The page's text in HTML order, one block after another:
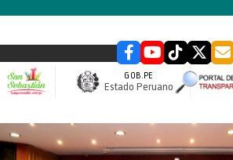
GOB.PE
Estado Peruano
slider